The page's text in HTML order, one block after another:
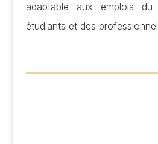
adaptable aux emplois
étudiants et des